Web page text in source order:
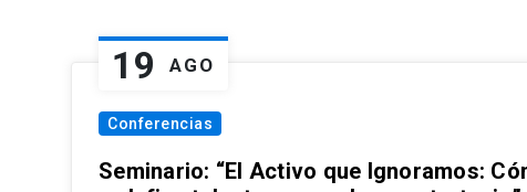
19 AGO
Conferencias
Seminario: “El Activo que Ignoramos: